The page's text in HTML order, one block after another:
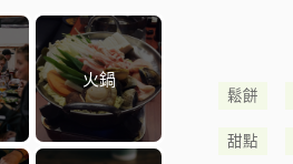
火鍋
鬆餅
甜點